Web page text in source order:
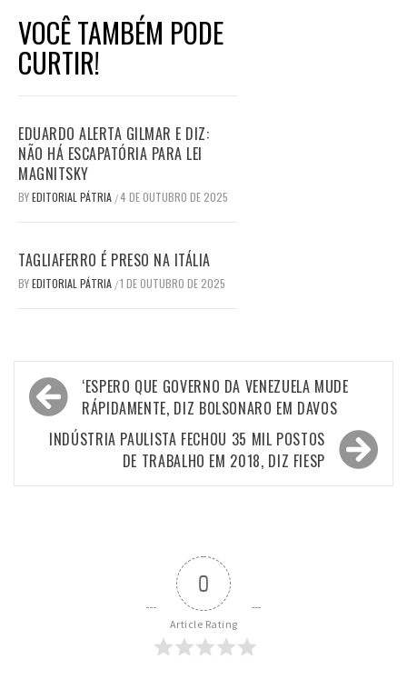
VOCÊ TAMBÉM PODE
CURTIR!
EDUARDO ALERTA GILMAR E DIZ:
NÃO HÁ ESCAPATÓRIA PARA LEI
MAGNITSKY
BYEDITORIAL PÁTRIA /4 DE OUTUBRO DE 2025
TAGLIAFERRO É PRESO NA ITÁLIA
BYEDITORIAL PÁTRIA /1 DE OUTUBRO DE 2025
Navegação
de
Post
‘ESPERO QUE GOVERNO DA VENEZUELA MUDE
RÁPIDAMENTE, DIZ BOLSONARO EM DAVOS
INDÚSTRIA PAULISTA FECHOU 35 MIL POSTOS
DE TRABALHO EM 2018, DIZ FIESP
0
Article Rating